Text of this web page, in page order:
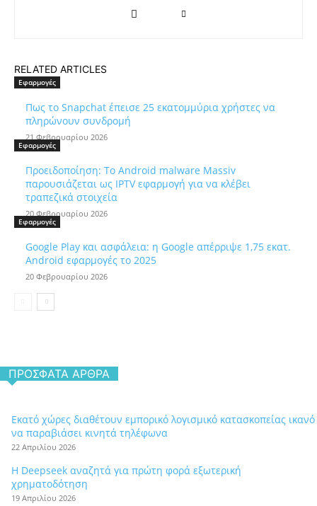
RELATED ARTICLES
Εφαρμογές
Πως το Snapchat έπεισε 25 εκατομμύρια χρήστες να
πληρώνουν συνδρομή
21 Φεβρουαρίου 2026
Εφαρμογές
Προειδοποίηση: Το Android malware Massiv
παρουσιάζεται ως IPTV εφαρμογή για να κλέβει
τραπεζικά στοιχεία
20 Φεβρουαρίου 2026
Εφαρμογές
Google Play και ασφάλεια: η Google απέρριψε 1,75 εκατ.
Android εφαρμογές το 2025
20 Φεβρουαρίου 2026
ΠΡΌΣΦΑΤΑ ΆΡΘΡΑ
Εκατό χώρες διαθέτουν εμπορικό λογισμικό κατασκοπείας ικανό
να παραβιάσει κινητά τηλέφωνα
22 Απριλίου 2026
Η Deepseek αναζητά για πρώτη φορά εξωτερική
χρηματοδότηση
19 Απριλίου 2026